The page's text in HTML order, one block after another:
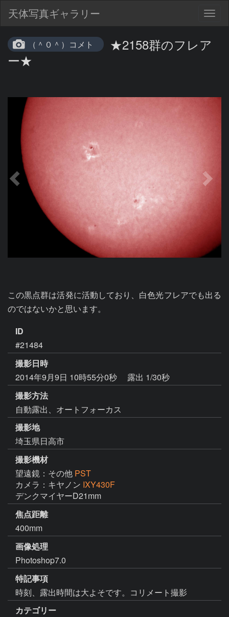
天体写真ギャラリー
（＾０＾）コメト
★2158群のフレア
ー★
この黒点群は活発に活動しており、白色光フレアでも出る
のではないかと思います。
ID
#21484
撮影日時
2014年9月9日 10時55分0秒
露出 1/30秒
撮影方法
自動露出、オートフォーカス
撮影地
埼玉県日高市
撮影機材
望遠鏡：その他 PST
カメラ：キヤノン IXY430F
デンクマイヤーD21mm
焦点距離
400mm
画像処理
Photoshop7.0
特記事項
時刻、露出時間は大よそです。コリメート撮影
カテゴリー